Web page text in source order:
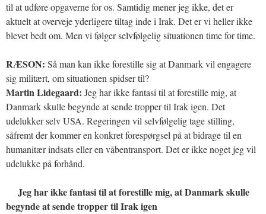
til at udføre opgaverne for os. Samtidig mener jeg ikke, det er
aktuelt at overveje yderligere tiltag inde i Irak. Det er vi heller ikke
blevet bedt om. Men vi følger selvfølgelig situationen time for time.
RÆSON: Så man kan ikke forestille sig at Danmark vil engagere
sig militært, om situationen spidser til?
Martin Lidegaard: Jeg har ikke fantasi til at forestille mig, at
Danmark skulle begynde at sende tropper til Irak igen. Det
udelukker selv USA. Regeringen vil selvfølgelig tage stilling,
såfremt der kommer en konkret forespørgsel på at bidrage til en
humanitær indsats eller en våbentransport. Det er ikke noget jeg vil
udelukke på forhånd.
Jeg har ikke fantasi til at forestille mig, at Danmark skulle
begynde at sende tropper til Irak igen